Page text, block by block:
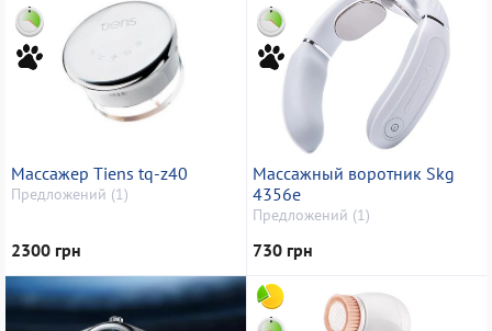
Массажер Tiens tq-z40
Предложений (1)
2300 грн
Массажный воротник Skg
4356e
Предложений (1)
730 грн